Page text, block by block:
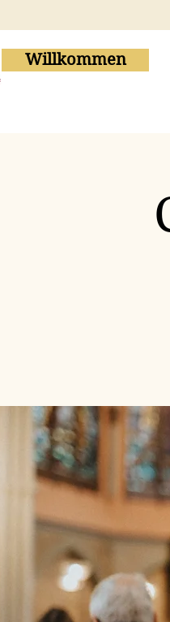
Willkommen